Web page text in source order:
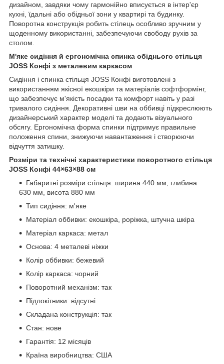
дизайном, завдяки чому гармонійно вписується в інтер'єр
кухні, їдальні або обідньої зони у квартирі та будинку.
Поворотна конструкція робить стілець особливо зручним у
щоденному використанні, забезпечуючи свободу рухів за
столом.
М'яке сидіння й ергономічна спинка обіднього стільця
JOSS Конфі з металевим каркасом
Сидіння і спинка стільця JOSS Конфі виготовлені з
використанням якісної екошкіри та матеріалів софтформінг,
що забезпечує м'якість посадки та комфорт навіть у разі
тривалого сидіння. Декоративні шви на оббивці підкреслюють
дизайнерський характер моделі та додають візуального
обсягу. Ергономічна форма спинки підтримує правильне
положення спини, знижуючи навантаження і створюючи
відчуття затишку.
Розміри та технічні характеристики поворотного стільця
JOSS Конфі 44×63×88 см
Габаритні розміри стільця: ширина 440 мм, глибина
630 мм, висота 880 мм
Тип сидіння: м'яке
Матеріал оббивки: екошкіра, роріжка, штучна шкіра
Матеріал каркаса: метал
Основа: 4 металеві ніжки
Колір оббивки: бежевий
Колір каркаса: чорний
Поворотний механізм: так
Підлокітники: відсутні
Складана конструкція: так
Стан: нове
Гарантія: 12 місяців
Країна виробництва: США